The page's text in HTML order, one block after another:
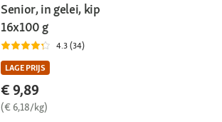
Senior, in gelei, kip
16x100 g
4.3 (34)
LAGE PRIJS
€ 9,89
(€ 6,18/kg)